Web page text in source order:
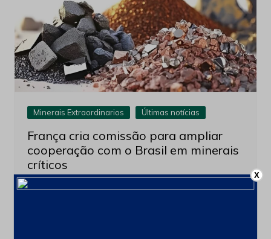
Minerais Extraordinarios Últimas notícias
França cria comissão para ampliar
cooperação com o Brasil em minerais
críticos
X